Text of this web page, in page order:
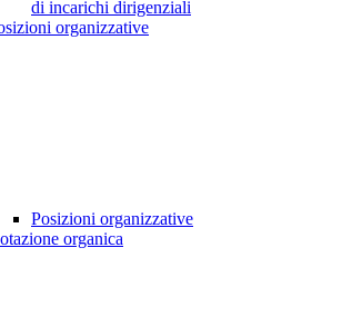
di incarichi dirigenziali
organizzative
Posizioni organizzative
organica